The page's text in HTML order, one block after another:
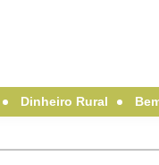
Dinheiro Rural